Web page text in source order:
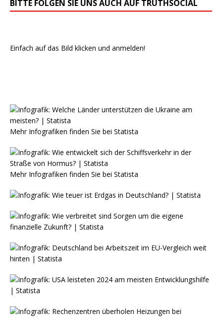
BITTE FOLGEN SIE UNS AUCH AUF TRUTHSOCIAL
Einfach auf das Bild klicken und anmelden!
Mehr Infografiken finden Sie bei Statista
Mehr Infografiken finden Sie bei Statista